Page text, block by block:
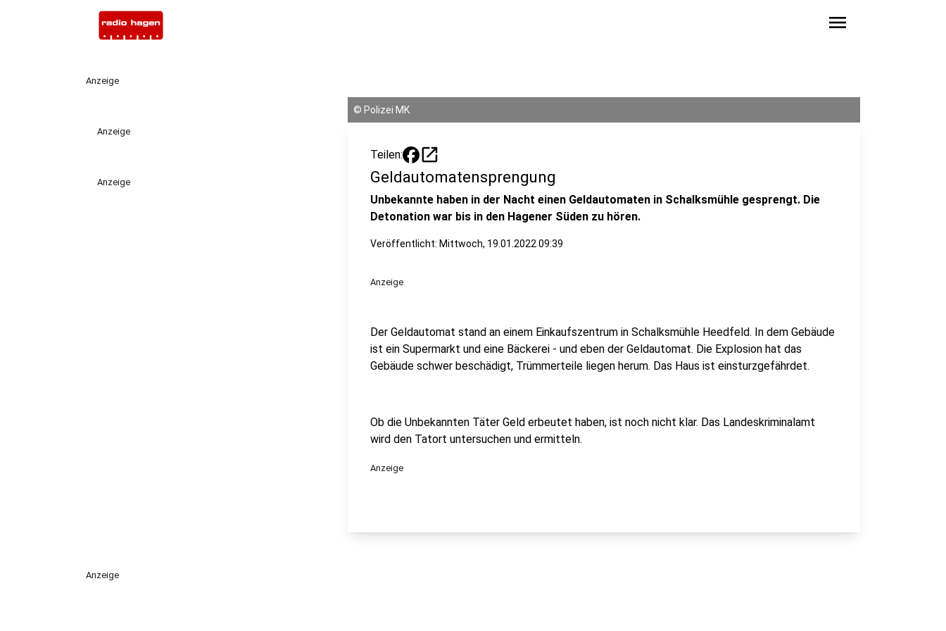
menu
Anzeige
Anzeige
Anzeige
© Polizei MK
Teilen: open_in_new
Geldautomatensprengung
Unbekannte haben in der Nacht einen Geldautomaten in Schalksmühle gesprengt. Die
Detonation war bis in den Hagener Süden zu hören.
Veröffentlicht: Mittwoch, 19.01.2022 09:39
Anzeige
Der Geldautomat stand an einem Einkaufszentrum in Schalksmühle Heedfeld. In dem Gebäude
ist ein Supermarkt und eine Bäckerei - und eben der Geldautomat. Die Explosion hat das
Gebäude schwer beschädigt, Trümmerteile liegen herum. Das Haus ist einsturzgefährdet.
Ob die Unbekannten Täter Geld erbeutet haben, ist noch nicht klar. Das Landeskriminalamt
wird den Tatort untersuchen und ermitteln.
Anzeige
Anzeige